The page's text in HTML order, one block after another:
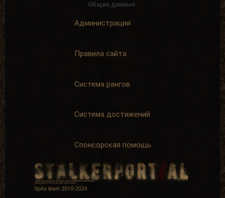
Общие данные:
Администрация
Правила сайта
Система рангов
Система достижений
Спонсорская помощь
SpAa team 2010-2024